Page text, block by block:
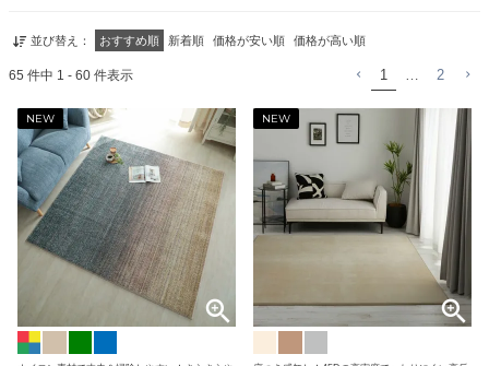
フリーワード検索
種類
オーダーカーペット
アクセントラグ
マット
並び替え おすすめ順 新着順 価格が安い順 価格が高い順
65 件中 1 - 60 件表示 1 … 2
NEW NEW